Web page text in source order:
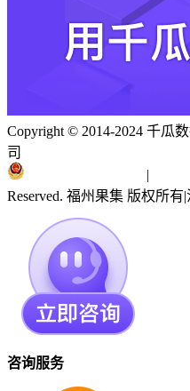
Copyright © 2014-2024 千瓜
司
|
Reserved. 福州果集 版权所有|
咨询服务